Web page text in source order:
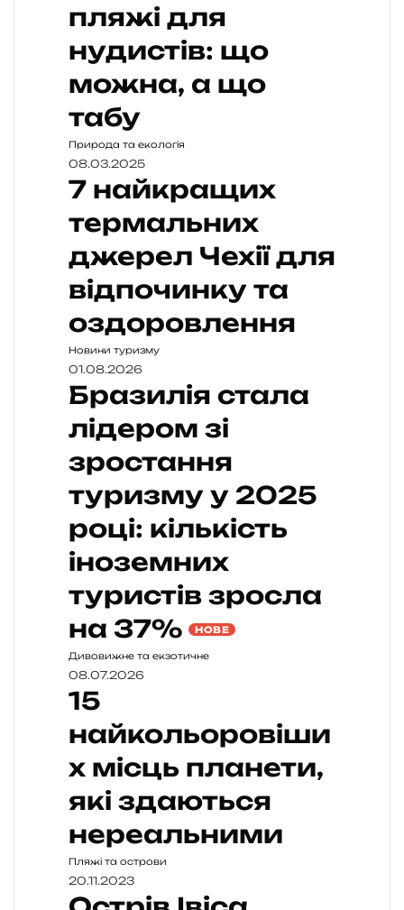
пляжі для
нудистів: що
можна, а що
табу
Природа та екологія
08.03.2025
7 найкращих
термальних
джерел Чехії для
відпочинку та
оздоровлення
Новини туризму
01.08.2026
Бразилія стала
лідером зі
зростання
туризму у 2025
році: кількість
іноземних
туристів зросла
на 37%
НОВЕ
Дивовижне та екзотичне
08.07.2026
15
найкольоровіши
х місць планети,
які здаються
нереальними
Пляжі та острови
20.11.2023